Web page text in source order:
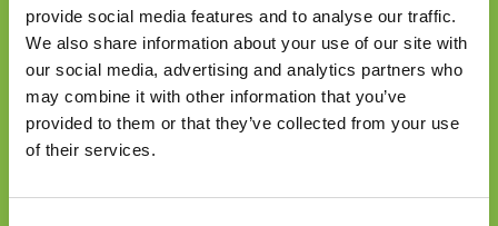
provide social media features and to analyse our traffic.
We also share information about your use of our site with
our social media, advertising and analytics partners who
may combine it with other information that you’ve
provided to them or that they’ve collected from your use
of their services.
fournisseurs liés à la plateforme Esker On
Demand de remplir un questionnaire de maturité
sécurité et de fournir des rapports d’audit,
attestations ou certificats ISO27001, SSAE 18,
SOC1.